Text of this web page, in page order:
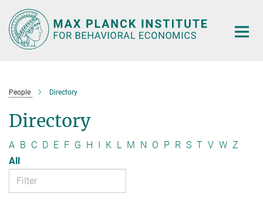
Main-
Content
People Directory
Directory
A B C D E F G H I K L M N O P R S T V W Z
All